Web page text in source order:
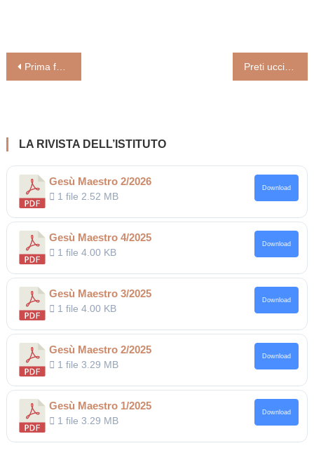
Navigazione
Prima festa della Madonna del Silenzio che si celebra il primo agosto ad Avezzano Preti uccisi nel modenese dai partigiani comunisti: ricordo del vescovo Castellucci
LA RIVISTA DELL’ISTITUTO
Gesù Maestro 2/2026
1 file2.52 MB
Download
Gesù Maestro 4/2025
1 file4.00 KB
Download
Gesù Maestro 3/2025
1 file4.00 KB
Download
Gesù Maestro 2/2025
1 file3.29 MB
Download
Gesù Maestro 1/2025
1 file3.29 MB
Download